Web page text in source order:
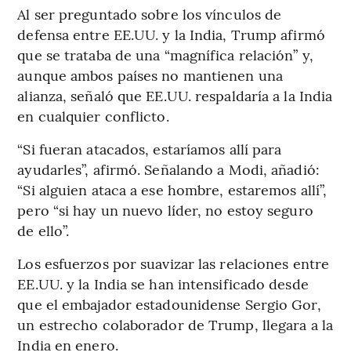
Al ser preguntado sobre los vínculos de
defensa entre EE.UU. y la India, Trump afirmó
que se trataba de una “magnífica relación” y,
aunque ambos países no mantienen una
alianza, señaló que EE.UU. respaldaría a la India
en cualquier conflicto.
“Si fueran atacados, estaríamos allí para
ayudarles”, afirmó. Señalando a Modi, añadió:
“Si alguien ataca a ese hombre, estaremos allí”,
pero “si hay un nuevo líder, no estoy seguro
de ello”.
Los esfuerzos por suavizar las relaciones entre
EE.UU. y la India se han intensificado desde
que el embajador estadounidense Sergio Gor,
un estrecho colaborador de Trump, llegara a la
India en enero.